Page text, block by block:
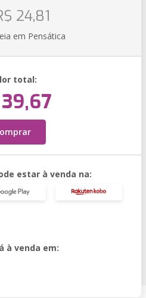
24,81
em Pensática
total:
estar à venda na:
à venda em: